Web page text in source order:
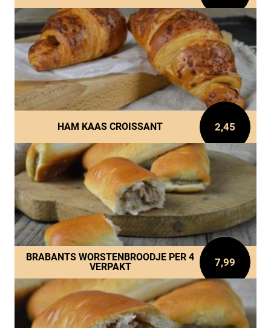
HAM KAAS CROISSANT 2,45
BRABANTS WORSTENBROODJE PER 4
VERPAKT
7,99